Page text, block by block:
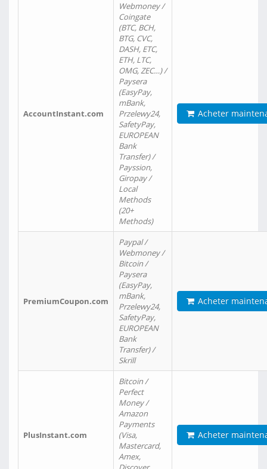
AccountInstant.com
Webmoney /
Coingate
(BTC, BCH,
BTG, CVC,
DASH, ETC,
ETH, LTC,
OMG, ZEC…) /
Paysera
(EasyPay,
mBank,
Przelewy24,
SafetyPay,
EUROPEAN
Bank
Transfer) /
Payssion,
Giropay /
Local
Methods
(20+
Methods)
Acheter
PremiumCoupon.com
Paypal /
Webmoney /
Bitcoin /
Paysera
(EasyPay,
mBank,
Przelewy24,
SafetyPay,
EUROPEAN
Bank
Transfer) /
Skrill
Acheter
PlusInstant.com
Bitcoin /
Perfect
Money /
Amazon
Payments
(Visa,
Mastercard,
Amex,
Acheter